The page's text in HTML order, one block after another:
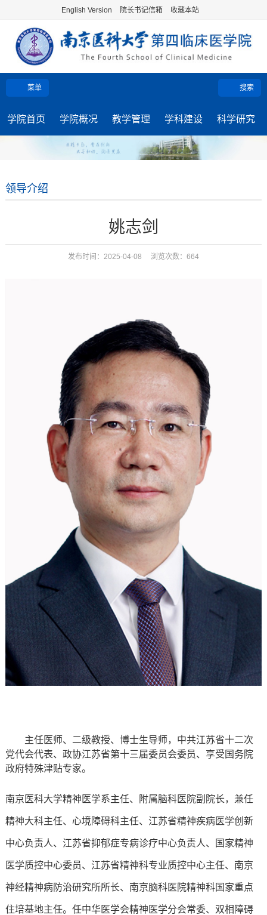
English Version 院长书记信箱 收藏本站
菜单 搜索
学院首页 学院概况 教学管理 学科建设 科学研究
领导介绍
姚志剑
发布时间：2025-04-08 浏览次数： 664
主任医师、二级教授、博士生导师，中共江苏省十二次
党代会代表、政协江苏省第十三届委员会委员、享受国务院
政府特殊津贴专家。
南京医科大学精神医学系主任、附属脑科医院副院长，兼任
精神大科主任、心境障碍科主任、江苏省精神疾病医学创新
中心负责人、江苏省抑郁症专病诊疗中心负责人、国家精神
医学质控中心委员、江苏省精神科专业质控中心主任、南京
神经精神病防治研究所所长、南京脑科医院精神科国家重点
住培基地主任。任中华医学会精神医学分会常委、双相障碍